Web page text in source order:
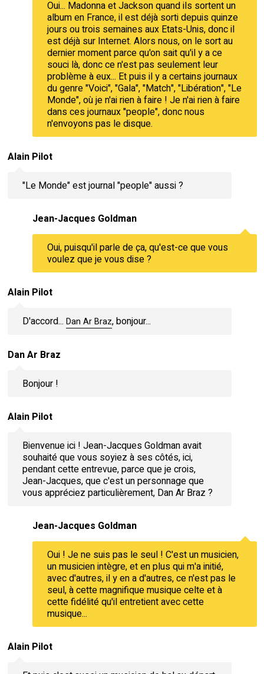
Oui... Madonna et Jackson quand ils sortent un
album en France, il est déjà sorti depuis quinze
jours ou trois semaines aux Etats-Unis, donc il
est déjà sur Internet. Alors nous, on le sort au
dernier moment parce qu'on sait qu'il y a ce
souci là, donc ce n'est pas seulement leur
problème à eux... Et puis il y a certains journaux
du genre "Voici", "Gala", "Match", "Libération", "Le
Monde", où je n'ai rien à faire ! Je n'ai rien à faire
dans ces journaux "people", donc nous
n'envoyons pas le disque.
Alain Pilot
"Le Monde" est journal "people" aussi ?
Jean-Jacques Goldman
Oui, puisqu'il parle de ça, qu'est-ce que vous
voulez que je vous dise ?
Alain Pilot
D'accord... Dan Ar Braz, bonjour...
Dan Ar Braz
Bonjour !
Alain Pilot
Bienvenue ici ! Jean-Jacques Goldman avait
souhaité que vous soyiez à ses côtés, ici,
pendant cette entrevue, parce que je crois,
Jean-Jacques, que c'est un personnage que
vous appréciez particulièrement, Dan Ar Braz ?
Jean-Jacques Goldman
Oui ! Je ne suis pas le seul ! C'est un musicien,
un musicien intègre, et en plus qui m'a initié,
avec d'autres, il y en a d'autres, ce n'est pas le
seul, à cette magnifique musique celte et à
cette fidélité qu'il entretient avec cette
musique...
Alain Pilot